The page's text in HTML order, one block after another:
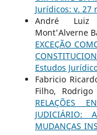
Jurí­dicos: v. 27
André Luiz
Mont'Alverne
EXCEÇÃO
Estudos
Fabricio
Filho,
RELAÇÕES
MUDANÇAS